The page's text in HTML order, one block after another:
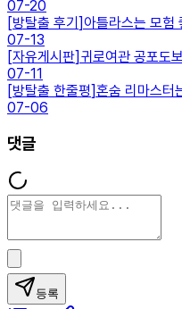
07-20
[방탈출 후기]아틀라스는 모험
07-13
[자유게시판] 귀로여관 공포도
07-11
[방탈출 한줄평]혼숨 리마스터
07-06
댓글
등록